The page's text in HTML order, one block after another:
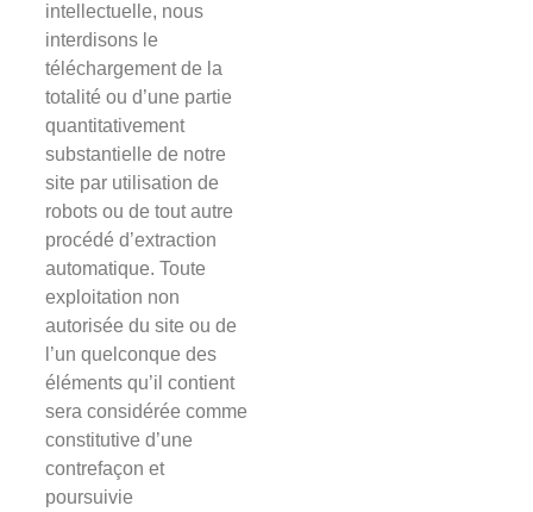
intellectuelle, nous
interdisons le
téléchargement de la
totalité ou d’une partie
quantitativement
substantielle de notre
site par utilisation de
robots ou de tout autre
procédé d’extraction
automatique. Toute
exploitation non
autorisée du site ou de
l’un quelconque des
éléments qu’il contient
sera considérée comme
constitutive d’une
contrefaçon et
poursuivie